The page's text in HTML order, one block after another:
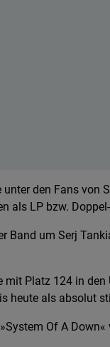
den Fans von
als LP bzw.
Band um Serj
Platz 124 in den
heute als absolut
Of A